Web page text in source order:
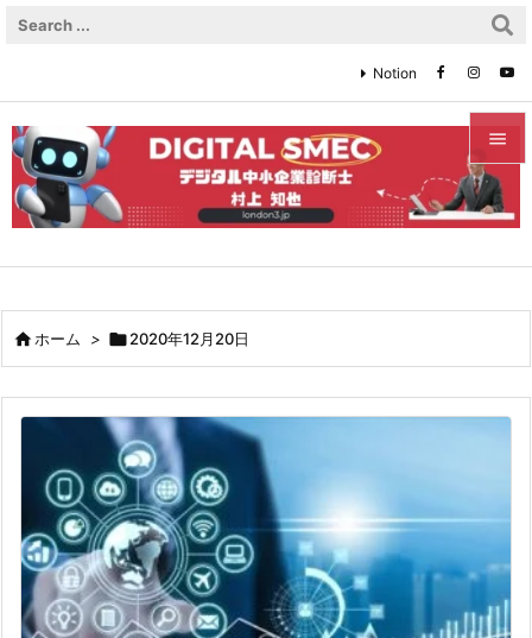


メニュ


次へ
Notion
ホーム > 2020年12月20日